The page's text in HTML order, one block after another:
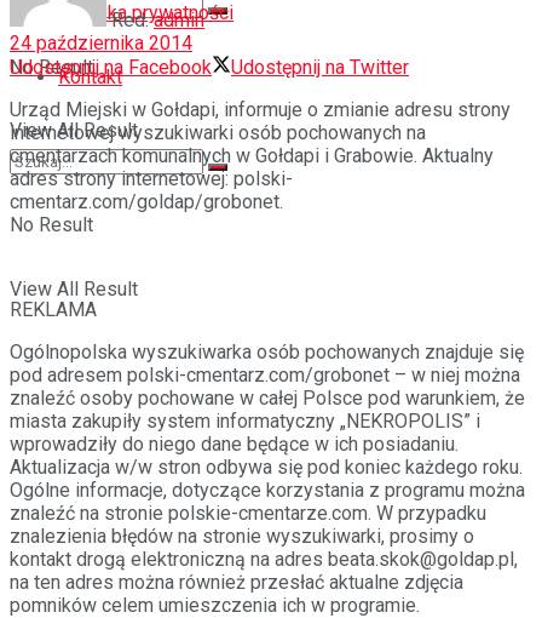
No Result
View All Result
Polityka prywatności
Kontakt
No Result
View All Result
Red. admin
24 października 2014
Udostępnij na Facebook
Udostępnij na Twitter
Urząd Miejski w Gołdapi, informuje o zmianie adresu strony
internetowej wyszukiwarki osób pochowanych na
cmentarzach komunalnych w Gołdapi i Grabowie. Aktualny
adres strony internetowej: polski-
cmentarz.com/goldap/grobonet.
REKLAMA
Ogólnopolska wyszukiwarka osób pochowanych znajduje się
pod adresem polski-cmentarz.com/grobonet – w niej można
znaleźć osoby pochowane w całej Polsce pod warunkiem, że
miasta zakupiły system informatyczny „NEKROPOLIS” i
wprowadziły do niego dane będące w ich posiadaniu.
Aktualizacja w/w stron odbywa się pod koniec każdego roku.
Ogólne informacje, dotyczące korzystania z programu można
znaleźć na stronie polskie-cmentarze.com. W przypadku
znalezienia błędów na stronie wyszukiwarki, prosimy o
kontakt drogą elektroniczną na adres beata.skok@goldap.pl,
na ten adres można również przesłać aktualne zdjęcia
pomników celem umieszczenia ich w programie.